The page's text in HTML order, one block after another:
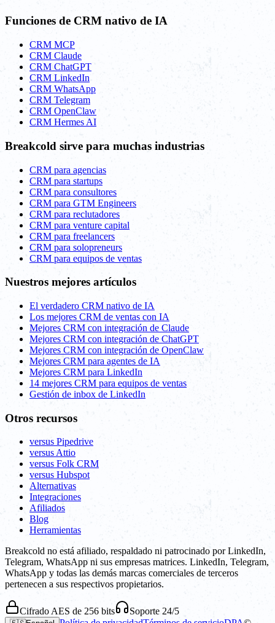
Funciones de CRM nativo de IA
CRM MCP
CRM Claude
CRM ChatGPT
CRM LinkedIn
CRM WhatsApp
CRM Telegram
CRM OpenClaw
CRM Hermes AI
Breakcold sirve para muchas industrias
CRM para agencias
CRM para startups
CRM para consultores
CRM para GTM Engineers
CRM para reclutadores
CRM para venture capital
CRM para freelancers
CRM para solopreneurs
CRM para equipos de ventas
Nuestros mejores artículos
El verdadero CRM nativo de IA
Los mejores CRM de ventas con IA
Mejores CRM con integración de Claude
Mejores CRM con integración de ChatGPT
Mejores CRM con integración de OpenClaw
Mejores CRM para agentes de IA
Mejores CRM para LinkedIn
14 mejores CRM para equipos de ventas
Gestión de inbox de LinkedIn
Otros recursos
versus Pipedrive
versus Attio
versus Folk CRM
versus Hubspot
Alternativas
Integraciones
Afiliados
Blog
Herramientas
Breakcold no está afiliado, respaldado ni patrocinado por LinkedIn,
Telegram, WhatsApp ni sus empresas matrices. LinkedIn, Telegram,
WhatsApp y todas las demás marcas comerciales de terceros
pertenecen a sus respectivos propietarios.
Cifrado AES de 256 bits Soporte 24/5